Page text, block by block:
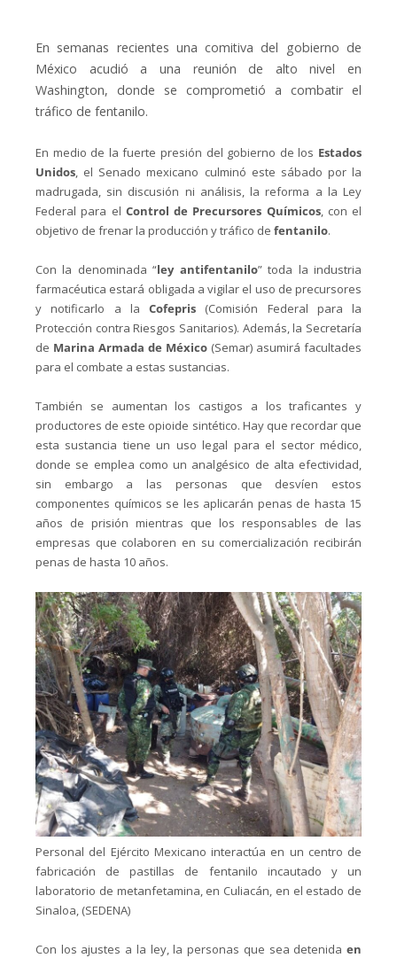
En semanas recientes una comitiva del gobierno de
México acudió a una reunión de alto nivel en
Washington, donde se comprometió a combatir el
tráfico de fentanilo.
En medio de la fuerte presión del gobierno de los Estados
Unidos, el Senado mexicano culminó este sábado por la
madrugada, sin discusión ni análisis, la reforma a la Ley
Federal para el Control de Precursores Químicos, con el
objetivo de frenar la producción y tráfico de fentanilo.
Con la denominada “ley antifentanilo” toda la industria
farmacéutica estará obligada a vigilar el uso de precursores
y notificarlo a la Cofepris (Comisión Federal para la
Protección contra Riesgos Sanitarios). Además, la Secretaría
de Marina Armada de México (Semar) asumirá facultades
para el combate a estas sustancias.
También se aumentan los castigos a los traficantes y
productores de este opioide sintético. Hay que recordar que
esta sustancia tiene un uso legal para el sector médico,
donde se emplea como un analgésico de alta efectividad,
sin embargo a las personas que desvíen estos
componentes químicos se les aplicarán penas de hasta 15
años de prisión mientras que los responsables de las
empresas que colaboren en su comercialización recibirán
penas de hasta 10 años.
Personal del Ejército Mexicano interactúa en un centro de
fabricación de pastillas de fentanilo incautado y un
laboratorio de metanfetamina, en Culiacán, en el estado de
Sinaloa, (SEDENA)
Con los ajustes a la ley, la personas que sea detenida en